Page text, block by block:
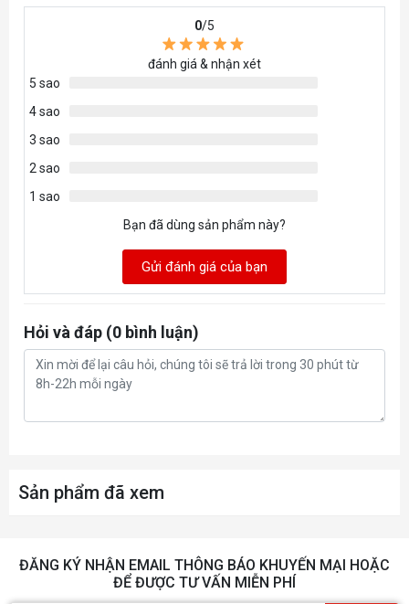
0/5
đánh giá & nhận xét
5 sao
4 sao
3 sao
2 sao
1 sao
Bạn đã dùng sản phẩm này?
Gửi đánh giá của bạn
Hỏi và đáp (0 bình luận)
Sản phẩm đã xem
ĐĂNG KÝ NHẬN EMAIL THÔNG BÁO KHUYẾN MẠI HOẶC
ĐỂ ĐƯỢC TƯ VẤN MIỄN PHÍ